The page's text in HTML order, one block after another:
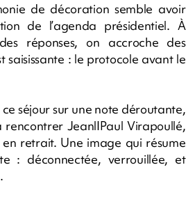
de décoration semble avoir
de l’agenda présidentiel. À
réponses, on accroche des
saisissante : le protocole avant le
séjour sur une note déroutante,
rencontrer JeanlIPaul Virapoullé,
retrait. Une image qui résume
: déconnectée, verrouillée, et